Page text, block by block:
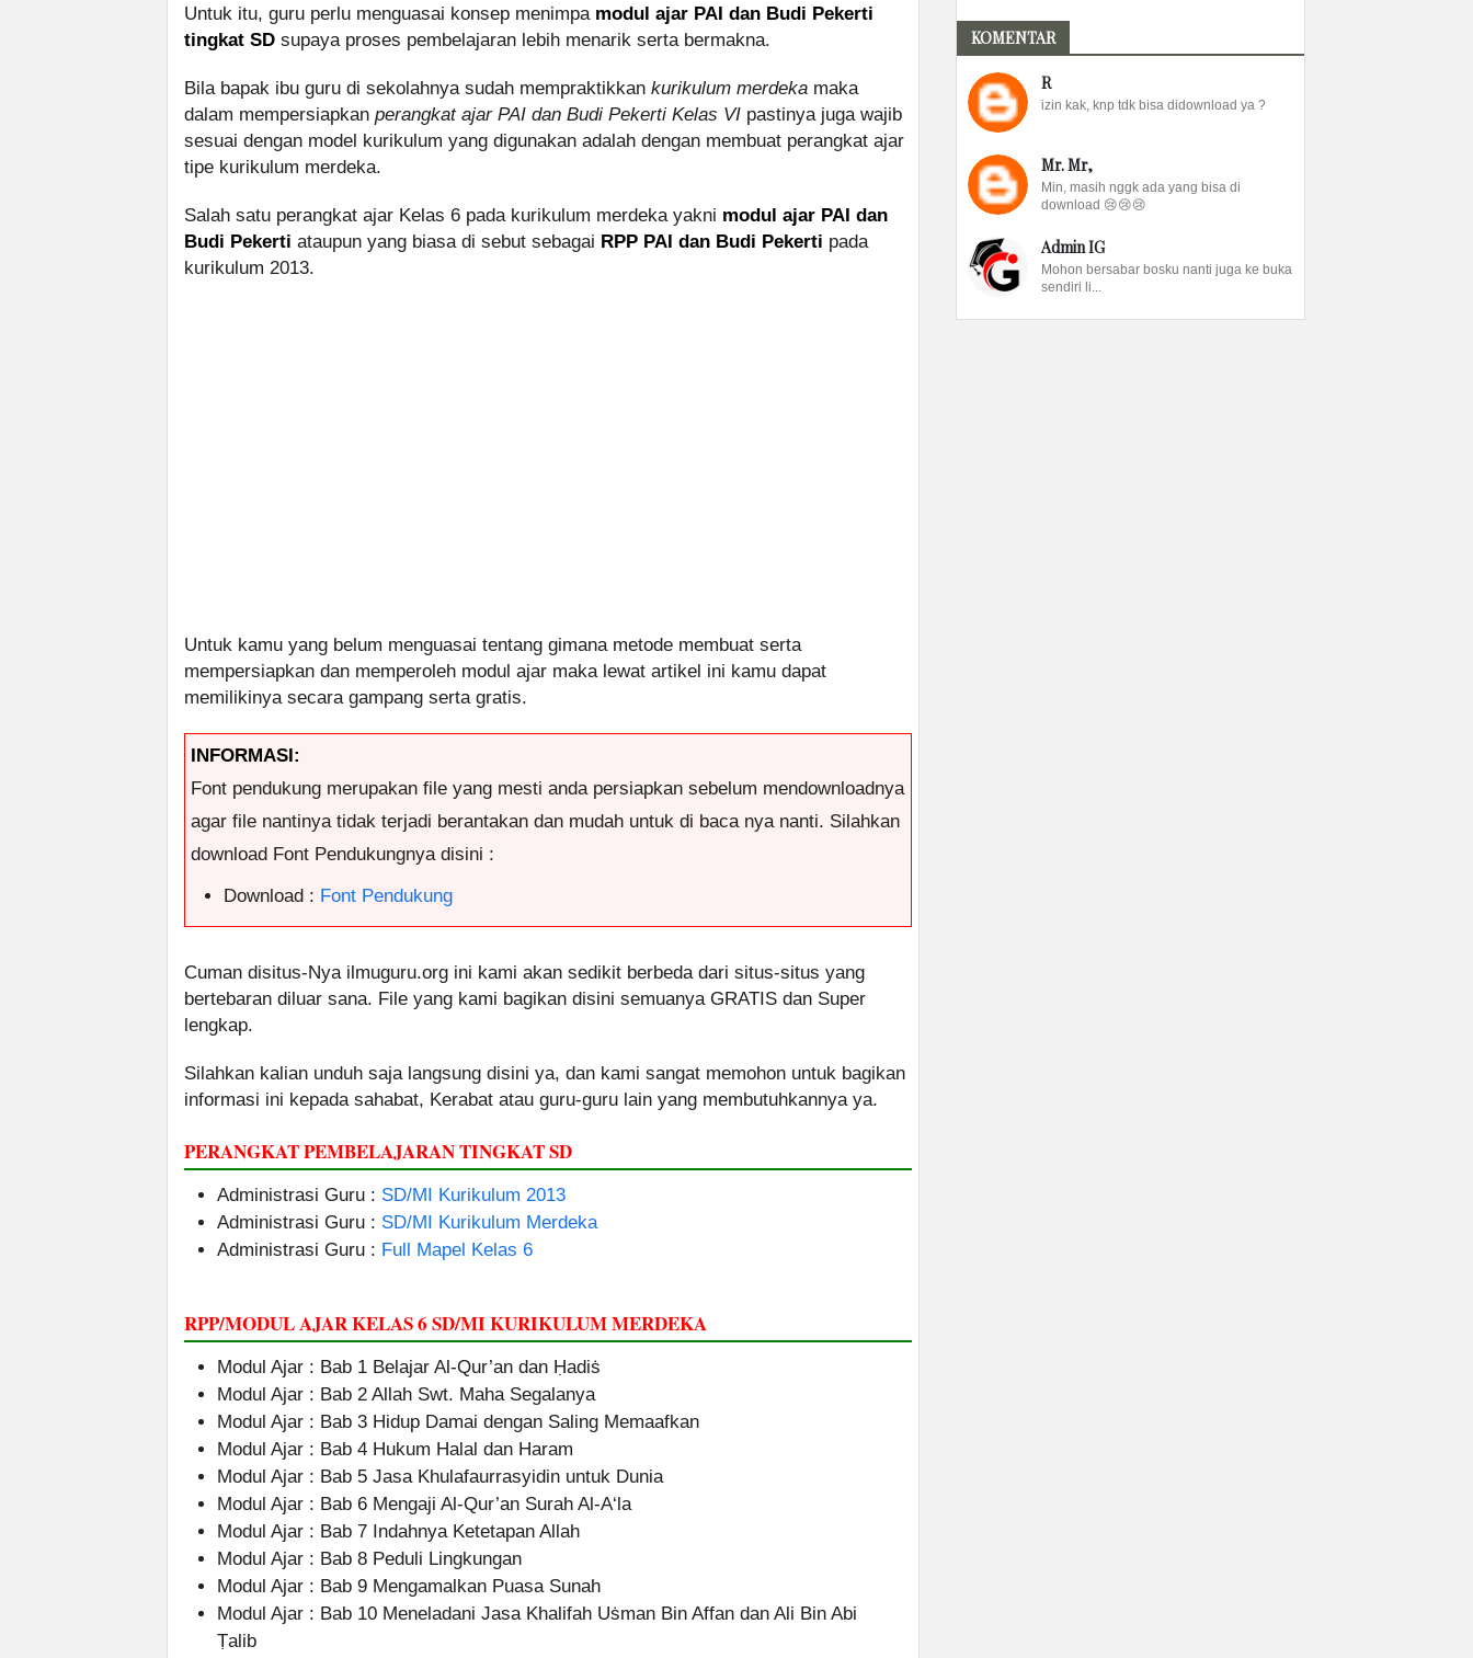
Untuk itu, guru perlu menguasai konsep menimpa modul ajar PAI dan Budi Pekerti
tingkat SD supaya proses pembelajaran lebih menarik serta bermakna.
Bila bapak ibu guru di sekolahnya sudah mempraktikkan kurikulum merdeka maka
dalam mempersiapkan perangkat ajar PAI dan Budi Pekerti Kelas VI pastinya juga wajib
sesuai dengan model kurikulum yang digunakan adalah dengan membuat perangkat ajar
tipe kurikulum merdeka.
Salah satu perangkat ajar Kelas 6 pada kurikulum merdeka yakni modul ajar PAI dan
Budi Pekerti ataupun yang biasa di sebut sebagai RPP PAI dan Budi Pekerti pada
kurikulum 2013.
Untuk kamu yang belum menguasai tentang gimana metode membuat serta
mempersiapkan dan memperoleh modul ajar maka lewat artikel ini kamu dapat
memilikinya secara gampang serta gratis.
INFORMASI:
Font pendukung merupakan file yang mesti anda persiapkan sebelum mendownloadnya
agar file nantinya tidak terjadi berantakan dan mudah untuk di baca nya nanti. Silahkan
download Font Pendukungnya disini :
Download : Font Pendukung
Cuman disitus-Nya ilmuguru.org ini kami akan sedikit berbeda dari situs-situs yang
bertebaran diluar sana. File yang kami bagikan disini semuanya GRATIS dan Super
lengkap.
Silahkan kalian unduh saja langsung disini ya, dan kami sangat memohon untuk bagikan
informasi ini kepada sahabat, Kerabat atau guru-guru lain yang membutuhkannya ya.
PERANGKAT PEMBELAJARAN TINGKAT SD
Administrasi Guru : SD/MI Kurikulum 2013
Administrasi Guru : SD/MI Kurikulum Merdeka
Administrasi Guru : Full Mapel Kelas 6
RPP/MODUL AJAR KELAS 6 SD/MI KURIKULUM MERDEKA
Modul Ajar : Bab 1 Belajar Al-Qur’an dan Ḥadiṡ
Modul Ajar : Bab 2 Allah Swt. Maha Segalanya
Modul Ajar : Bab 3 Hidup Damai dengan Saling Memaafkan
Modul Ajar : Bab 4 Hukum Halal dan Haram
Modul Ajar : Bab 5 Jasa Khulafaurrasyidin untuk Dunia
Modul Ajar : Bab 6 Mengaji Al-Qur’an Surah Al-A‘la
Modul Ajar : Bab 7 Indahnya Ketetapan Allah
Modul Ajar : Bab 8 Peduli Lingkungan
Modul Ajar : Bab 9 Mengamalkan Puasa Sunah
Modul Ajar : Bab 10 Meneladani Jasa Khalifah Uṡman Bin Affan dan Ali Bin Abi
Ṭalib
KOMENTAR
R
izin kak, knp tdk bisa didownload ya ?
Mr. Mr,
Min, masih nggk ada yang bisa di
download 😢😢😢
Admin IG
Mohon bersabar bosku nanti juga ke buka
sendiri li...